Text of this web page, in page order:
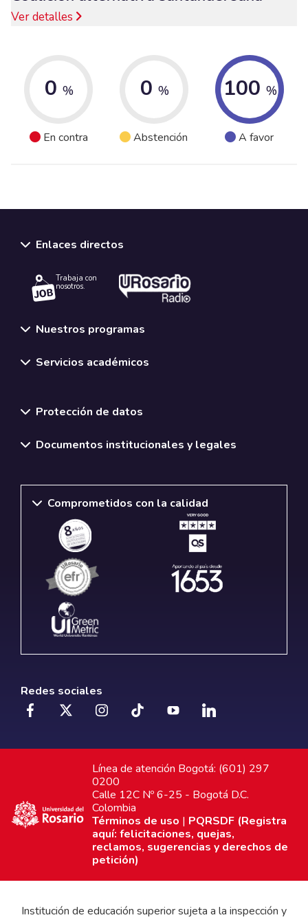
Ver detalles
0 %
En contra
0 %
Abstención
100 %
A favor
Enlaces directos
Trabaja con
nosotros.
Nuestros programas
Servicios académicos
Protección de datos
Documentos institucionales y legales
Comprometidos con la calidad
Redes sociales
Línea de atención Bogotá: (601) 297
0200
Calle 12C Nº 6-25 - Bogotá D.C.
Colombia
Términos de uso | PQRSDF (Registra
aquí: felicitaciones, quejas,
reclamos, sugerencias y derechos de
petición)
Institución de educación superior sujeta a la inspección y